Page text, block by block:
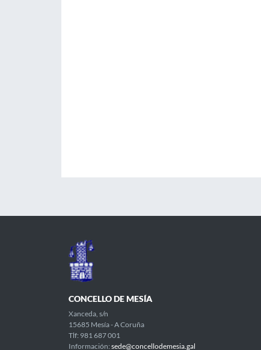
CONCELLO DE MESÍA
Xanceda, s/n
15685 Mesía - A Coruña
Tlf: 981 687 001
Información: sede@concellodemesia.gal